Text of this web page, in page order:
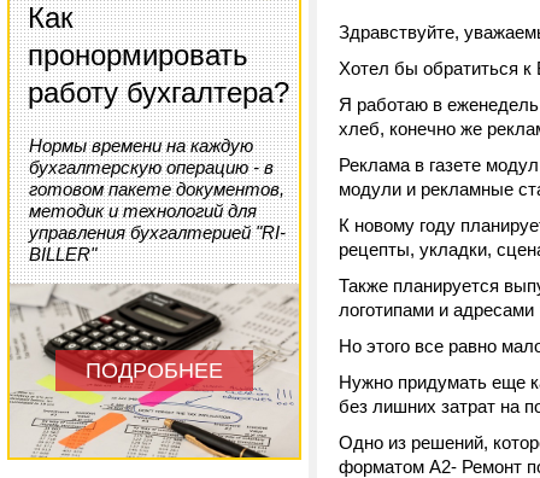
Как
пронормировать
работу бухгалтера?
Нормы времени на каждую
бухгалтерскую операцию - в
готовом пакете документов,
методик и технологий для
управления бухгалтерией "RI-
BILLER"
ПОДРОБНЕЕ
Здравствуйте,
Хотел бы обратиться к
Я работаю в
хлеб, конечно же
Реклама в газете
модули и рекламные
К новому году
рецепты, укладки,
Также планируется
логотипами и
Но этого все равно
Нужно придумать еще
без лишних затрат на
Одно из решений,
форматом А2- Ремонт